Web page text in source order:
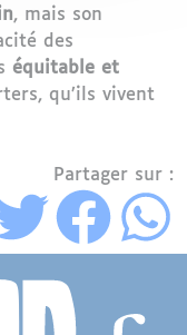
, mais son
des
équitable et
qu’ils vivent
Partager sur :